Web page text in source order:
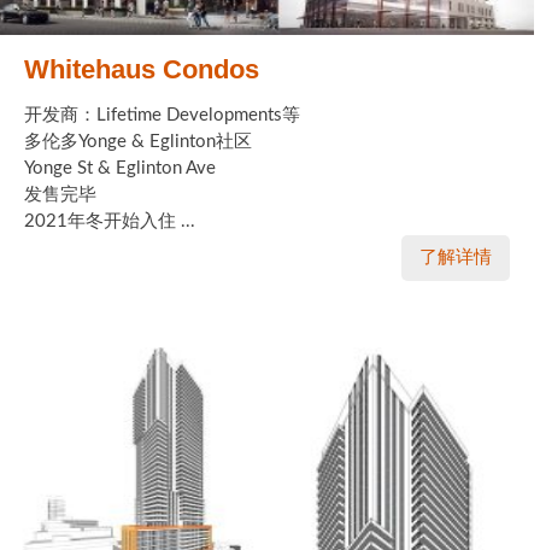
Whitehaus Condos
开发商：Lifetime Developments等
多伦多Yonge & Eglinton社区
Yonge St & Eglinton Ave
发售完毕
2021年冬开始入住 ...
了解详情